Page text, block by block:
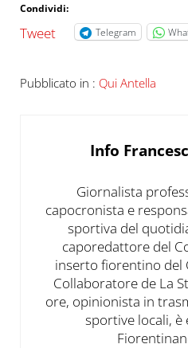
Condividi:
Tweet Telegram
Pubblicato in : Qui Antella
Info
Giornalista
capocronista e
sportiva del
caporedattore del
inserto fiorentino del
Collaboratore de La
ore, opinionista in
sportive locali,